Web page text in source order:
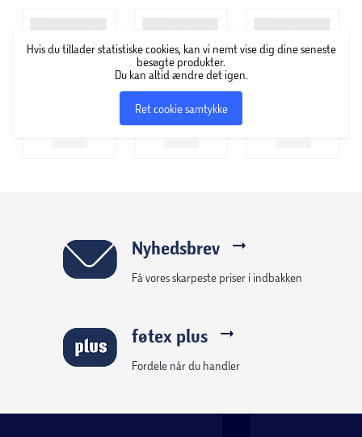
kosmetik. GOSH Copenhagen specialiserer sig i at udvikle
makeup, der kun indeholder ingredienser af høj kvalitet.
Derfor finder du også et stort udvalg af veganske,
parfumefri og allergicertificerede produkter i deres
Hvis du tillader statistiske cookies, kan vi nemt vise dig dine seneste
besøgte produkter.
Du kan altid ændre det igen.
Ret cookie samtykke
Nyhedsbrev
Få vores skarpeste priser i indbakken
føtex plus
Fordele når du handler